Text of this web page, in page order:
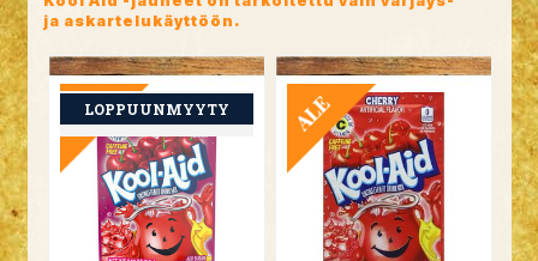
ja askartelukäyttöön.
TARJOUS